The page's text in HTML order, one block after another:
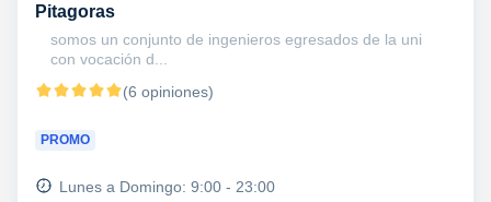
Pitagoras
somos un conjunto de ingenieros egresados de la uni
con vocación d...
(6 opiniones)
PROMO
Lunes a Domingo: 9:00 - 23:00